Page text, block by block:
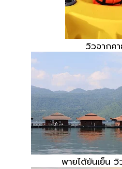
วิวจากค
พายได้ยันเย็น